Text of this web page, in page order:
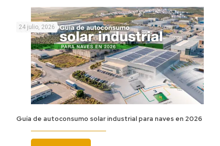
24 julio, 2026
Guía de autoconsumo solar industrial para naves en 2026